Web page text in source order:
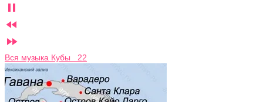



Вся музыка Кубы 22